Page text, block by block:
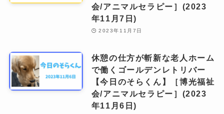
会/アニマルセラピー］(2023
年11月7日)
2023年11月7日
休憩の仕方が斬新な老人ホーム
で働くゴールデンレトリバー
【今日のそらくん】［博光福祉
会/アニマルセラピー］(2023
年11月6日)